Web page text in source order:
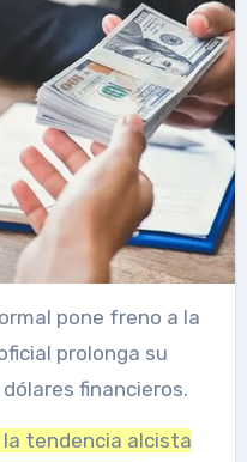
pone freno a la
prolonga su
financieros.
tendencia alcista